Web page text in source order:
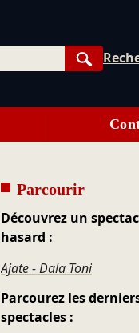
Parcourir
Découvrez un
hasard :
Ajate - Dala Toni
Parcourez les
spectacles :